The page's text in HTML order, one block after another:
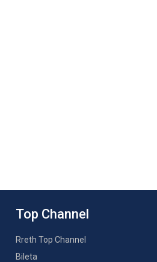
Top Channel
Rreth Top Channel
Bileta